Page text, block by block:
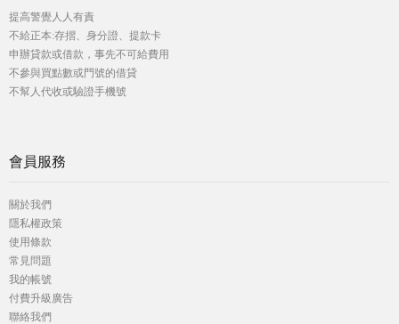
提高警覺人人有責
不給正本:存摺、身分證、提款卡
申辦貸款或借款，事先不可給費用
不參與買點數或門號的借貸
不幫人代收或驗證手機號
會員服務
關於我們
隱私權政策
使用條款
常見問題
我的帳號
付費升級廣告
聯絡我們